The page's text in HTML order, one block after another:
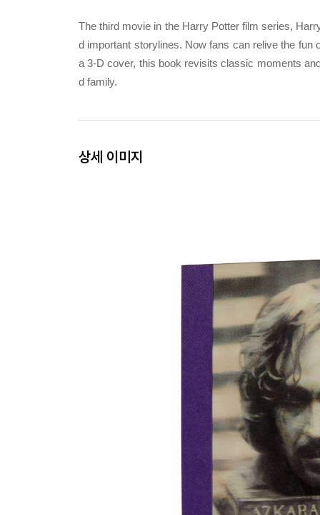
The third movie in the Harry Potter film series,
d important storylines. Now fans can relive the fun
a 3-D cover, this book revisits classic moments
d family.
상세 이미지